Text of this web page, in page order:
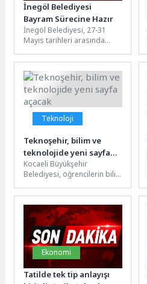
İnegöl Belediyesi
Bayram Sürecine Hazır
İnegöl Belediyesi, 27-31
Mayıs tarihleri arasında
Bayramı öncesi
vatandaşların huzurlu,
güvenli ve...
Teknoloji
Teknoşehir, bilim ve
teknolojide yeni sayfa
açacak
Kocaeli Büyükşehir
Belediyesi, öğrencilerin bilim
artırmak amacıyla
Teknoşehir Projesi’ni hayata
geçiriyor....
Ekonomi
Tatilde tek tip anlayışı